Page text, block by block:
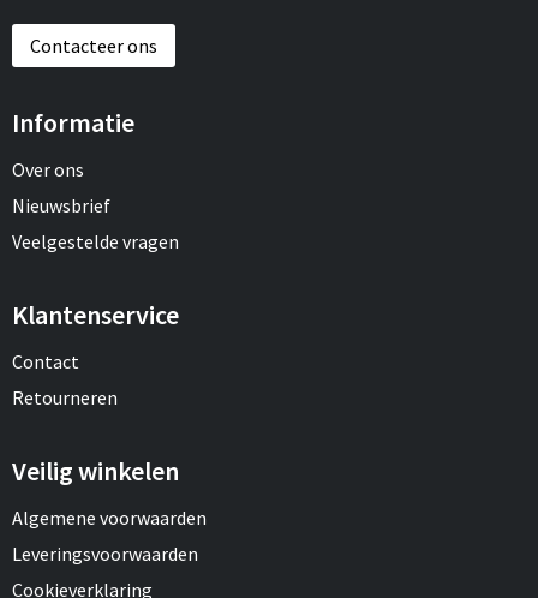
Contacteer ons
Informatie
Over ons
Nieuwsbrief
Veelgestelde vragen
Klantenservice
Contact
Retourneren
Veilig winkelen
Algemene voorwaarden
Leveringsvoorwaarden
Cookieverklaring